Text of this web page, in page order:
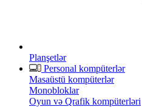
Planşetlər
Personal kompüterlər
Masaüstü kompüterlər
Monobloklar
Oyun və Qrafik kompüterləri